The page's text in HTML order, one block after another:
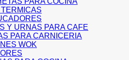
Y URNAS PARA CAFE
PARA CARNICERIA
WOK